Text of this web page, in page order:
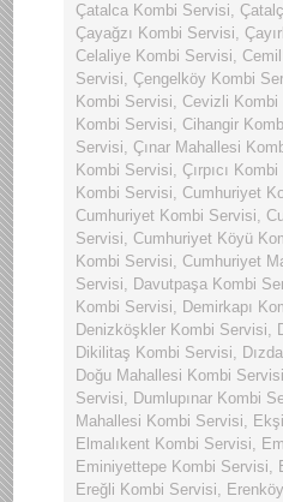
Çatalca Kombi Servisi,
Çayağzı Kombi Servisi,
Celaliye Kombi Servisi,
Servisi, Çengelköy Kombi
Kombi Servisi, Cevizli Kombi
Kombi Servisi, Cihangir
Servisi, Çınar Mahallesi
Kombi Servisi, Çırpıcı
Kombi Servisi, Cumhuriyet
Cumhuriyet Kombi Servisi,
Servisi, Cumhuriyet Köyü
Kombi Servisi, Cumhuriyet
Servisi, Davutpaşa Kombi
Kombi Servisi, Demirkapı
Denizköşkler Kombi Servisi,
Dikilitaş Kombi Servisi,
Doğu Mahallesi Kombi Servisi
Servisi, Dumlupınar Kombi
Mahallesi Kombi Servisi,
Elmalıkent Kombi Servisi,
Eminiyettepe Kombi Servisi,
Ereğli Kombi Servisi,